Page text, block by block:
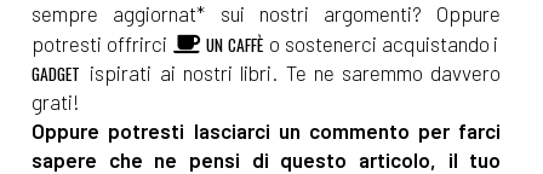
sempre aggiornat* sui nostri argomenti? Oppure
potresti offrirci
UN CAFFÈ o sostenerci acquistando i
GADGET ispirati ai nostri libri. Te ne saremmo davvero
grati!
Oppure potresti lasciarci un commento per farci
sapere che ne pensi di questo articolo, il tuo